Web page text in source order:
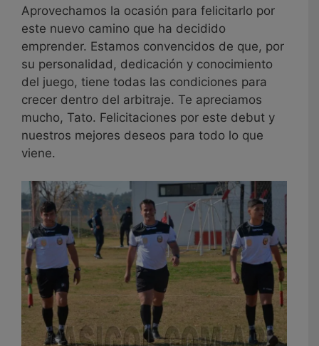
Aprovechamos la ocasión para felicitarlo por
este nuevo camino que ha decidido
emprender. Estamos convencidos de que, por
su personalidad, dedicación y conocimiento
del juego, tiene todas las condiciones para
crecer dentro del arbitraje. Te apreciamos
mucho, Tato. Felicitaciones por este debut y
nuestros mejores deseos para todo lo que
viene.